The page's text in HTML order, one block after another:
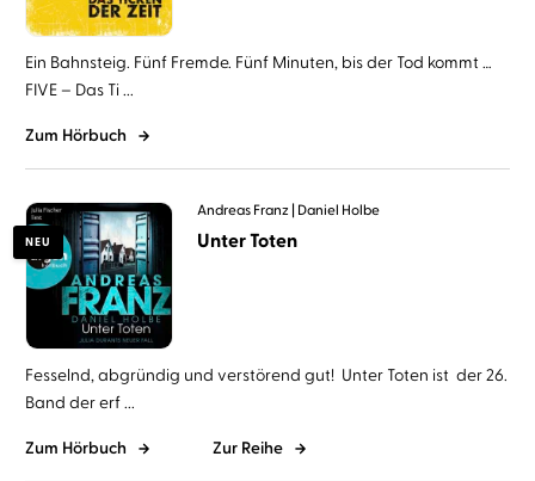
Ein Bahnsteig. Fünf Fremde. Fünf Minuten, bis der Tod kommt …
FIVE – Das Ti ...
Zum Hörbuch
NEU
Andreas Franz Daniel Holbe
Unter Toten
Fesselnd, abgründig und verstörend gut! Unter Toten ist der 26.
Band der erf ...
Zum Hörbuch Zur Reihe